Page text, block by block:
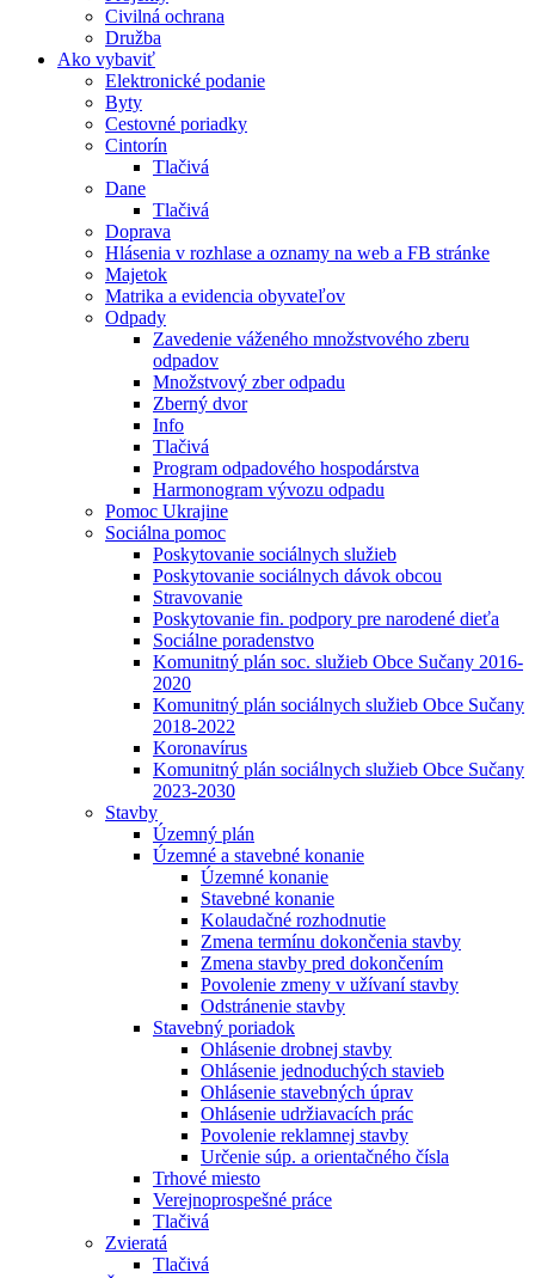
Civilná ochrana
Družba
Ako vybaviť
Elektronické podanie
Byty
Cestovné poriadky
Cintorín
Tlačivá
Dane
Tlačivá
Doprava
Hlásenia v rozhlase a oznamy na web a FB stránke
Majetok
Matrika a evidencia obyvateľov
Odpady
Zavedenie váženého množstvového zberu
odpadov
Množstvový zber odpadu
Zberný dvor
Info
Tlačivá
Program odpadového hospodárstva
Harmonogram vývozu odpadu
Pomoc Ukrajine
Sociálna pomoc
Poskytovanie sociálnych služieb
Poskytovanie sociálnych dávok obcou
Stravovanie
Poskytovanie fin. podpory pre narodené dieťa
Sociálne poradenstvo
Komunitný plán soc. služieb Obce Sučany 2016-
2020
Komunitný plán sociálnych služieb Obce Sučany
2018-2022
Koronavírus
Komunitný plán sociálnych služieb Obce Sučany
2023-2030
Stavby
Územný plán
Územné a stavebné konanie
Územné konanie
Stavebné konanie
Kolaudačné rozhodnutie
Zmena termínu dokončenia stavby
Zmena stavby pred dokončením
Povolenie zmeny v užívaní stavby
Odstránenie stavby
Stavebný poriadok
Ohlásenie drobnej stavby
Ohlásenie jednoduchých stavieb
Ohlásenie stavebných úprav
Ohlásenie udržiavacích prác
Povolenie reklamnej stavby
Určenie súp. a orientačného čísla
Trhové miesto
Verejnoprospešné práce
Tlačivá
Zvieratá
Tlačivá